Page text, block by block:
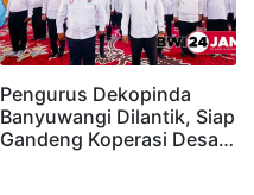
Pengurus Dekopinda
Banyuwangi Dilantik, Siap
Gandeng Koperasi Desa…